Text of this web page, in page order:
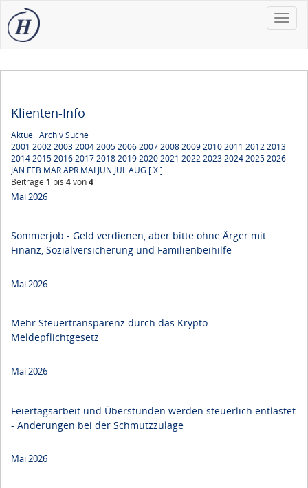
Toggle
Klienten-Info
Aktuell ArchivSuche
2001 2002200320042005200620072008200920102011 20122013
20142015201620172018201920202021 20222023202420252026
JAN FEB MÄRAPR MAI JUN JULAUG [ X ]
Beiträge 1 bis 4von4
Mai 2026
Sommerjob - Geld verdienen, aber bitte ohne Ärger mit
Finanz, Sozialversicherung und Familienbeihilfe
Mai 2026
Mehr Steuertransparenz durch das Krypto-
Meldepflichtgesetz
Mai 2026
Feiertagsarbeit und Überstunden werden steuerlich entlastet
- Änderungen bei der Schmutzzulage
Mai 2026